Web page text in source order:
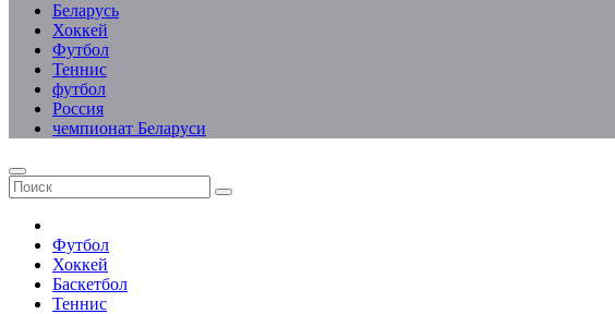
Беларусь
Хоккей
Футбол
Теннис
футбол
Россия
чемпионат Беларуси
Футбол
Хоккей
Баскетбол
Теннис